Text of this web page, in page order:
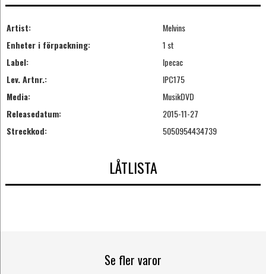
Artist:
Melvins
Enheter i förpackning:
1 st
Label:
Ipecac
Lev. Artnr.:
IPC175
Media:
MusikDVD
Releasedatum:
2015-11-27
Streckkod:
5050954434739
LÅTLISTA
Se fler varor